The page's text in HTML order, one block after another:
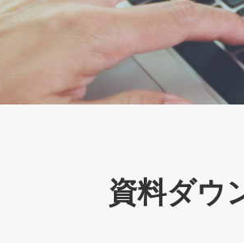
資料ダウ